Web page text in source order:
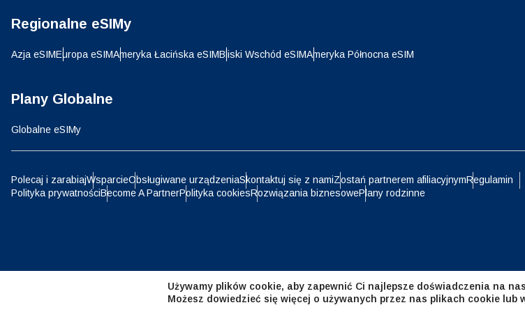
Regionalne eSIMy
Azja eSIMEuropa eSIMAmeryka Łacińska eSIMBliski Wschód eSIMAmeryka Północna eSIM
Plany Globalne
Globalne eSIMy
Polecaj i zarabiajWsparcieObsługiwane urządzeniaSkontaktuj się z namiZostań partnerem afiliacyjnymRegulamin
Polityka prywatnościBecome A PartnerPolityka cookiesRozwiązania biznesowePlany rodzinne
简体中文 繁體
CAD - Dolar Kanadyjski
CHF - Frank Szwajcarski NZD -
Używamy plików cookie, aby zapewnić Ci najlepsze doświadczenia na
Możesz dowiedzieć się więcej o używanych przez nas plikach cookie lub